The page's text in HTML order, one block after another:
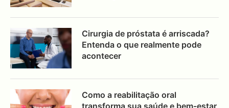
Cirurgia de próstata é arriscada?
Entenda o que realmente pode
acontecer
Como a reabilitação oral
transforma sua saúde e bem-estar